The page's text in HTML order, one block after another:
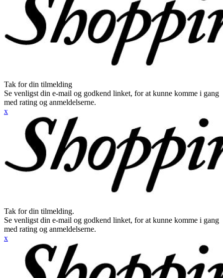
Tak for din tilmelding
Se venligst din e-mail og godkend linket, for at kunne komme i gang
med rating og anmeldelserne.
x
Tak for din tilmelding.
Se venligst din e-mail og godkend linket, for at kunne komme i gang
med rating og anmeldelserne.
x